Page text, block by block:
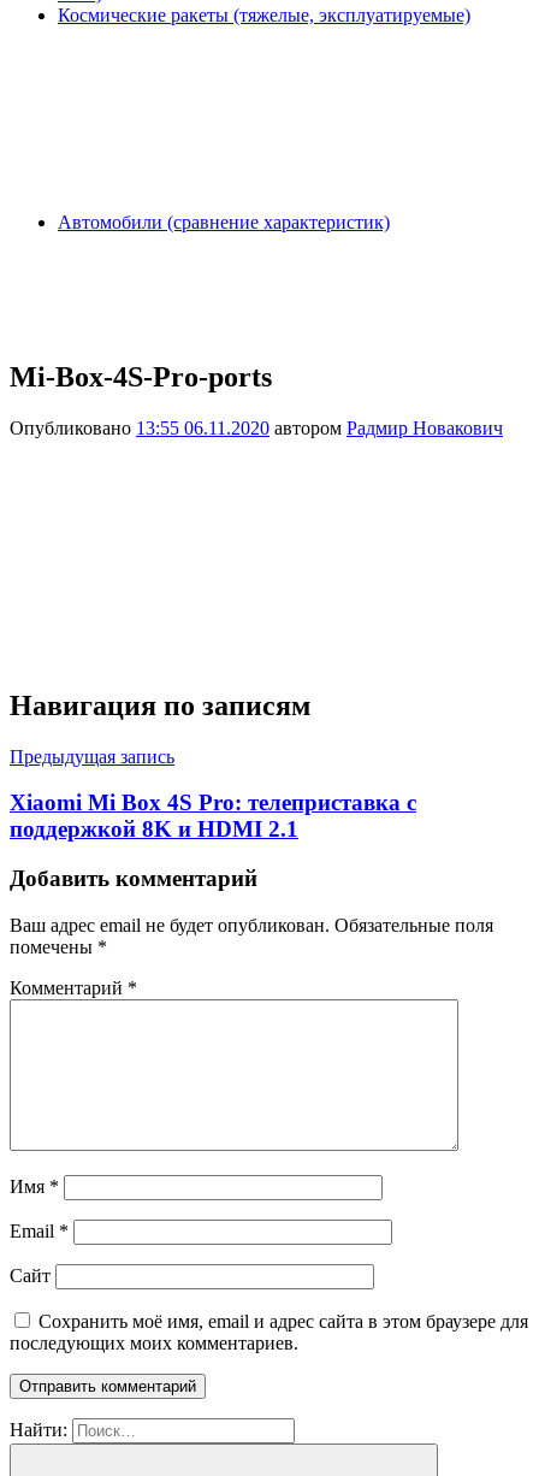
Космические ракеты (тяжелые, эксплуатируемые)
Автомобили (сравнение характеристик)
Mi-Box-4S-Pro-ports
Опубликовано 13:55 06.11.2020 автором Радмир Новакович
Навигация по записям
Предыдущая запись
Xiaomi Mi Box 4S Pro: телеприставка с
поддержкой 8K и HDMI 2.1
Добавить комментарий
Ваш адрес email не будет опубликован. Обязательные поля
помечены *
Комментарий *
Имя *
Email *
Сайт
Сохранить моё имя, email и адрес сайта в этом браузере для
последующих моих комментариев.
Найти: